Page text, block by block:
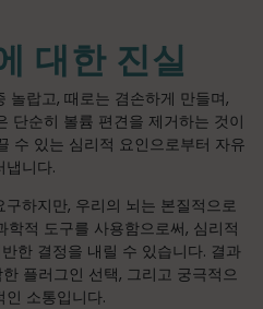
대한 진실
놀랍고, 때로는 겸손하게 만들며,
단순히 볼륨 편견을 제거하는 것이
수 있는 심리적 요인으로부터 자유
냅니다.
하지만, 우리의 뇌는 본질적으로
학적 도구를 사용함으로써, 심리적
한 결정을 내릴 수 있습니다. 결과
플러그인 선택, 그리고 궁극적으
소통입니다.